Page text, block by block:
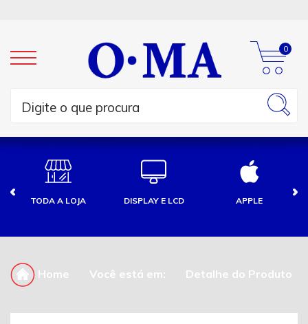
0
TODA A LOJA DISPLAY E LCD APPLE
Home Você está em: Detalhe do Produto